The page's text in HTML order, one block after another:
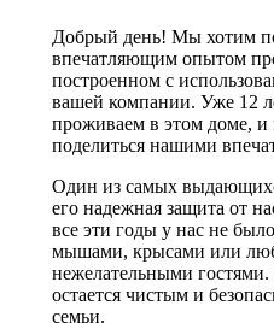
Добрый день! Мы хотим
впечатляющим опытом
построенном с
вашей компании. Уже 12
проживаем в этом доме,
поделиться нашими
Один из самых
его надежная защита от
все эти годы у нас не
мышами, крысами или
нежелательными
остается чистым и
семьи.